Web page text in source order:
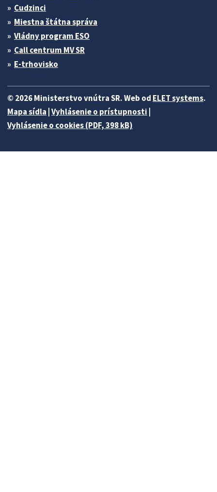
Cudzinci
Miestna štátna správa
Vládny program ESO
Call centrum MV SR
E-trhovisko
© 2026 Ministerstvo vnútra SR. Web od ELET systems.
Mapa sídla Vyhlásenie o prístupnosti
Vyhlásenie o cookies (PDF, 398 kB)